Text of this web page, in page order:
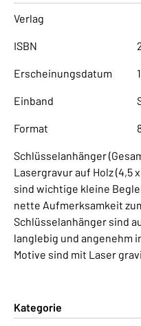
Verlag
ISBN
Erscheinungsdatum
Einband
Format
Schlüsselanhänger
Lasergravur auf Holz (4,5
sind wichtige kleine
nette Aufmerksamkeit
Schlüsselanhänger sind
langlebig und angenehm
Motive sind mit Laser
Kategorie